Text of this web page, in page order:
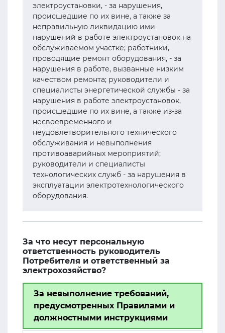
электроустановки, - за нарушения,
происшедшие по их вине, а также за
неправильную ликвидацию ими
нарушений в работе электроустановок на
обслуживаемом участке; работники,
проводящие ремонт оборудования, - за
нарушения в работе, вызванные низким
качеством ремонта; руководители и
специалисты энергетической службы - за
нарушения в работе электроустановок,
происшедшие по их вине, а также из-за
несвоевременного и
неудовлетворительного технического
обслуживания и невыполнения
противоаварийных мероприятий;
руководители и специалисты
технологических служб - за нарушения в
эксплуатации электротехнологического
оборудования.
За что несут персональную
ответственность руководитель
Потребителя и ответственный за
электрохозяйство?
За невыполнение требований,
предусмотренных Правилами и
должностными инструкциями